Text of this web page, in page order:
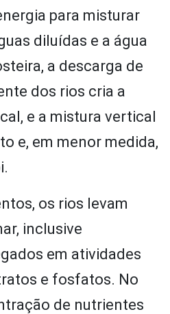
para misturar
diluídas e a água
a descarga de
dos rios cria a
e a mistura vertical
e, em menor medida,
os rios levam
inclusive
em atividades
e fosfatos. No
de nutrientes